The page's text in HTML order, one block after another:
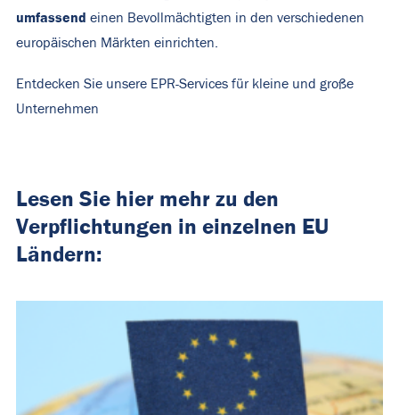
umfassend einen Bevollmächtigten in den verschiedenen
europäischen Märkten einrichten.
Entdecken Sie unsere EPR-Services für kleine und große
Unternehmen
Lesen Sie hier mehr zu den
Verpflichtungen in einzelnen EU
Ländern: